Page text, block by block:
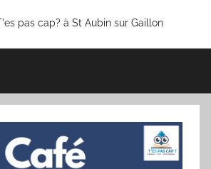
pas cap? à St Aubin sur Gaillon